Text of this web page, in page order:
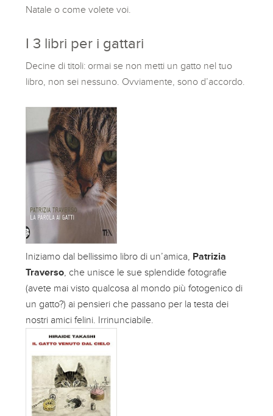
Natale o come volete voi.
I 3 libri per i gattari
Decine di titoli: ormai se non metti un gatto nel tuo
libro, non sei nessuno. Ovviamente, sono d’accordo.
Iniziamo dal bellissimo libro di un’amica, Patrizia
Traverso , che unisce le sue splendide fotografie
(avete mai visto qualcosa al mondo più fotogenico di
un gatto?) ai pensieri che passano per la testa dei
nostri amici felini. Irrinunciabile.